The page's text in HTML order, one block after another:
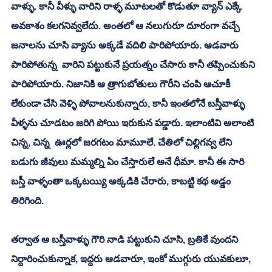
వాళ్ళు. కానీ వీళ్ళు వారిని రాళ్ళ మూటలతో కొడుతూ వ్యాన్ ఎక్కే
అవకాశం కలగనివ్వలేదు. అంతలో ఆ నలుగురూ దూరంగా వచ్చే
జనాలను చూసి వ్యాను అక్కడే వదిలి పారిపోయారు. ఆడవారు
పారిపోతున్న  వారిని పట్టుకునే ప్రయత్నం చేసారు కానీ తప్పించుకుని
పారిపోయారు. నిజానికి ఆ త్రాగుబోతులు గౌరీని చంపి ఆచూకీ
లేకుండా చేసి వెళ్ళి పోవాలనుకున్నారు, కానీ ఇంతలోనే బస్తీవాళ్ళు
వీళ్ళను చూడటం జరిగి పోయి ఇరుకున పడ్డారు. ఇలాంటివి అలాంటి
చిన్న, చిన్న  ఊర్లలో జరగటం మామూలే. చేతిలో చిల్లిగవ్వ లేని
బడుగు జీవులు మమ్మల్ని ఏం చేస్తారులే అనే ధీమా. కానీ ఈ సారి
బస్తీ వాళ్ళంతా ఒక్కటయ్యి అక్కడికి చేరారు, కాబట్టి కథ అడ్డం
తిరిగింది.
తర్వాత ఆ బస్తీవాళ్ళు గౌరి నాడి పట్టుకుని చూసి, బ్రతికే వుందని
నిర్దారించుకున్నాక, ఇద్దరు ఆడవారూ, ఇంకో ముగ్గురు యువకులూ,